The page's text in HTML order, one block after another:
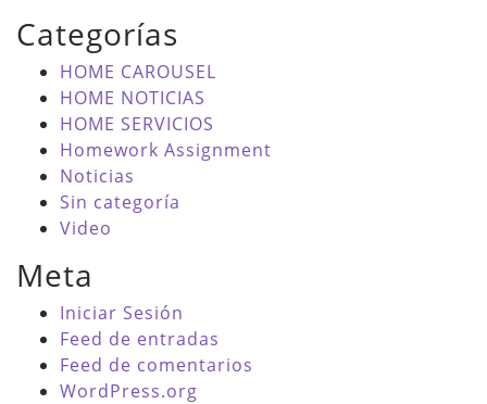
Categorías
HOME CAROUSEL
HOME NOTICIAS
HOME SERVICIOS
Homework Assignment
Noticias
Sin categoría
Video
Meta
Iniciar Sesión
Feed de entradas
Feed de comentarios
WordPress.org